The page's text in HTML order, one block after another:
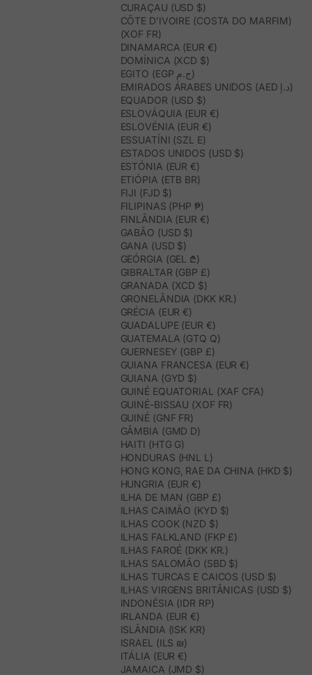
CURAÇAU (USD $)
CÔTE D’IVOIRE (COSTA DO MARFIM)
(XOF FR)
DINAMARCA (EUR €)
DOMÍNICA (XCD $)
EGITO (EGP ج.م)
EMIRADOS ÁRABES UNIDOS (AED د.إ)
EQUADOR (USD $)
ESLOVÁQUIA (EUR €)
ESLOVÉNIA (EUR €)
ESSUATÍNI (SZL E)
ESTADOS UNIDOS (USD $)
ESTÓNIA (EUR €)
ETIÓPIA (ETB BR)
FIJI (FJD $)
FILIPINAS (PHP ₱)
FINLÂNDIA (EUR €)
GABÃO (USD $)
GANA (USD $)
GEÓRGIA (GEL ₾)
GIBRALTAR (GBP £)
GRANADA (XCD $)
GRONELÂNDIA (DKK KR.)
GRÉCIA (EUR €)
GUADALUPE (EUR €)
GUATEMALA (GTQ Q)
GUERNESEY (GBP £)
GUIANA FRANCESA (EUR €)
GUIANA (GYD $)
GUINÉ EQUATORIAL (XAF CFA)
GUINÉ-BISSAU (XOF FR)
GUINÉ (GNF FR)
GÂMBIA (GMD D)
HAITI (HTG G)
HONDURAS (HNL L)
HONG KONG, RAE DA CHINA (HKD $)
HUNGRIA (EUR €)
ILHA DE MAN (GBP £)
ILHAS CAIMÃO (KYD $)
ILHAS COOK (NZD $)
ILHAS FALKLAND (FKP £)
ILHAS FAROÉ (DKK KR.)
ILHAS SALOMÃO (SBD $)
ILHAS TURCAS E CAICOS (USD $)
ILHAS VIRGENS BRITÂNICAS (USD $)
INDONÉSIA (IDR RP)
IRLANDA (EUR €)
ISLÂNDIA (ISK KR)
ISRAEL (ILS ₪)
ITÁLIA (EUR €)
JAMAICA (JMD $)